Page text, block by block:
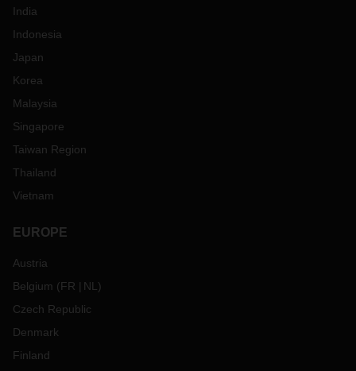
India
Indonesia
Japan
Korea
Malaysia
Singapore
Taiwan Region
Thailand
Vietnam
EUROPE
Austria
Belgium (FR NL )
Czech Republic
Denmark
Finland